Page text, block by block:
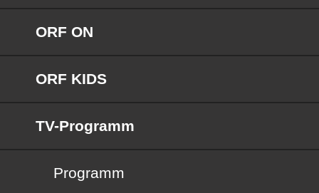
ORF ON
ORF KIDS
TV-Programm
Programm